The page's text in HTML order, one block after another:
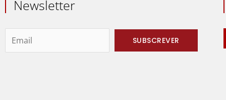
Newsletter